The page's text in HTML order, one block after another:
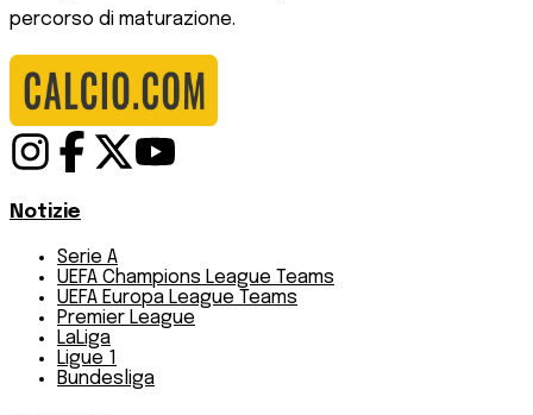
percorso di maturazione.
Notizie
Serie A
UEFA Champions League Teams
UEFA Europa League Teams
Premier League
LaLiga
Ligue 1
Bundesliga